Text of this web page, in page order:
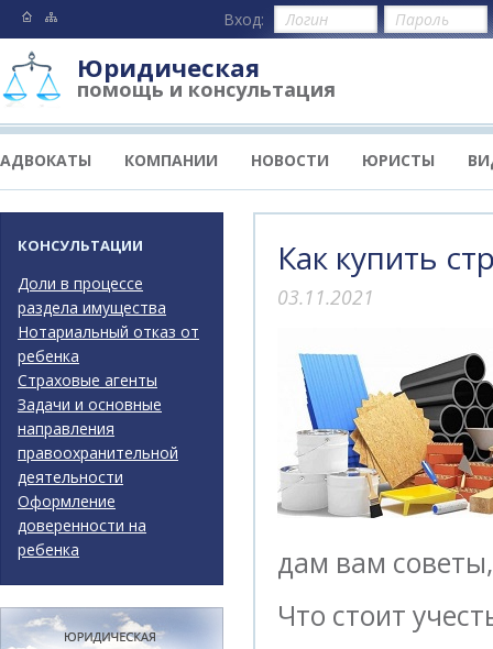
Вход:
Юридическая
помощь и консультация
АДВОКАТЫ КОМПАНИИ НОВОСТИ ЮРИСТЫ
Как купить
03.11.2021
дам вам
Что стоит
КОНСУЛЬТАЦИИ
Доли в процессе
раздела имущества
Нотариальный отказ от
ребенка
Страховые агенты
Задачи и основные
направления
правоохранительной
деятельности
Оформление
доверенности на
ребенка